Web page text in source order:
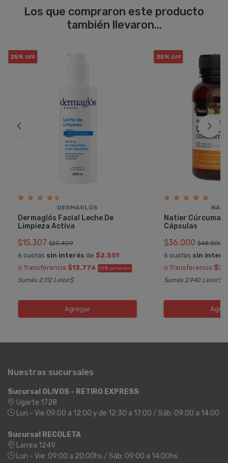
Los que compraron este producto
también llevaron...
25% OFF
DERMAGLÓS
Dermaglós Facial Leche De
Limpieza Activa
$15.307 $20.409
6 cuotas sin interés de $2.551
ó Transferencia $13.776 10% EXTRA OFF
Sumás 2.112 Leloir$
Agregar
25% OFF
Natier Cúrcuma
Cápsulas
$36.000 $48.000
6 cuotas sin
ó Transferencia
Sumás 2.940 Leloir$
Nuestras sucursales
Sucursal OLIVOS - RETIRO EXPRESS
Ugarte 1728
Lun - Vie 09:00 a 12:00 y de 12:30 a 17:00 / Sáb: 09:00 a 14:00
Sucursal RECOLETA
Larrea 1249
Lun - Vie: 09:00 a 20:00hs / Sáb: 09:00 a 14:00hs